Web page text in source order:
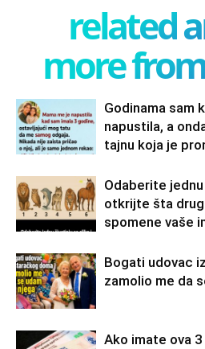
related
more
Godinama sam
napustila, a
tajnu koja je
Odaberite
otkrijte šta
spomene vaše
Bogati udovac
zamolio me da
Ako imate ova